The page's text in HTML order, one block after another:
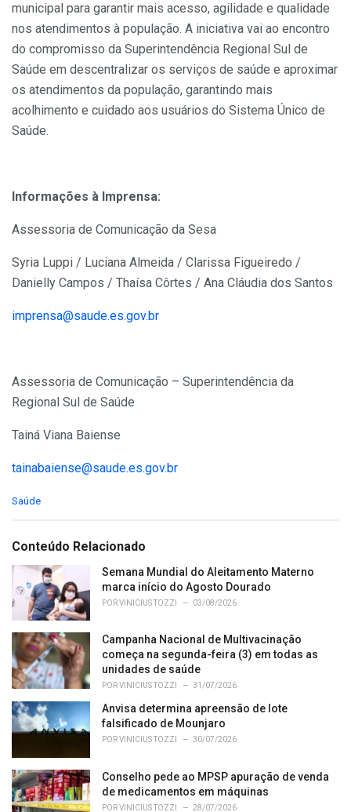
municipal para garantir mais acesso, agilidade e qualidade
nos atendimentos à população. A iniciativa vai ao encontro
do compromisso da Superintendência Regional Sul de
Saúde em descentralizar os serviços de saúde e aproximar
os atendimentos da população, garantindo mais
acolhimento e cuidado aos usuários do Sistema Único de
Saúde.
Informações à Imprensa:
Assessoria de Comunicação da Sesa
Syria Luppi / Luciana Almeida / Clarissa Figueiredo /
Danielly Campos / Thaísa Côrtes / Ana Cláudia dos Santos
imprensa@saude.es.gov.br
Assessoria de Comunicação – Superintendência da
Regional Sul de Saúde
Tainá Viana Baiense
tainabaiense@saude.es.gov.br
C
e
o
i
Saúde
Conteúdo Relacionado
Semana Mundial do Aleitamento Materno
marca início do Agosto Dourado
PORVINICIUS TOZZI 03/08/2026
Campanha Nacional de Multivacinação
começa na segunda-feira (3) em todas as
unidades de saúde
PORVINICIUS TOZZI 31/07/2026
Anvisa determina apreensão de lote
falsificado de Mounjaro
PORVINICIUS TOZZI 30/07/2026
Conselho pede ao MPSP apuração de venda
de medicamentos em máquinas
PORVINICIUS TOZZI 28/07/2026